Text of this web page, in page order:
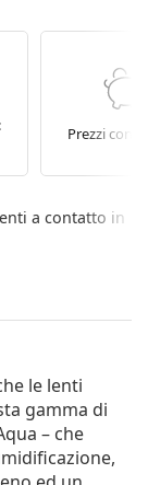
Prezzi
a contatto in
le lenti
gamma di
– che